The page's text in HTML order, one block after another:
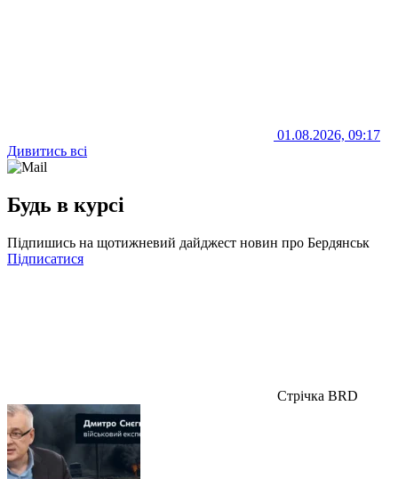
01.08.2026, 09:17
Дивитись всі
Будь в курсі
Підпишись на щотижневий дайджест новин про Бердянськ
Підписатися
Стрічка BRD